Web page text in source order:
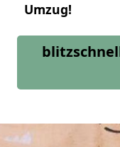
Umzug!